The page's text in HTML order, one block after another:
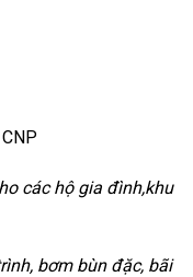
các hộ gia đình,khu
bơm bùn đặc, bãi